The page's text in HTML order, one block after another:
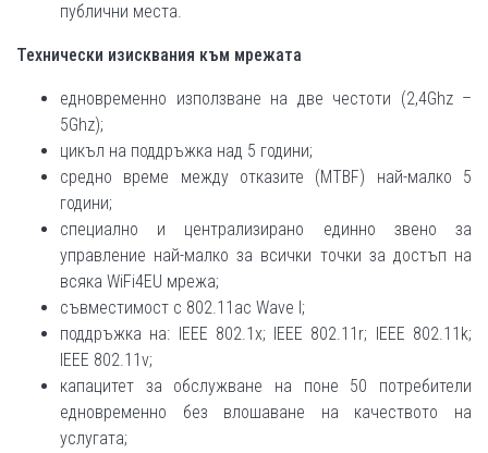
публични места.
Технически изисквания към мрежата
едновременно използване на две честоти (2,4Ghz –
5Ghz);
цикъл на поддръжка над 5 години;
средно време между отказите (MTBF) най-малко 5
години;
специално и централизирано единно звено за
управление най-малко за всички точки за достъп на
всяка WiFi4EU мрежа;
съвместимост с 802.11ac Wave I;
поддръжка на: IEEE 802.1x; IEEE 802.11r; IEEE 802.11k;
IEEE 802.11v;
капацитет за обслужване на поне 50 потребители
едновременно без влошаване на качеството на
услугата;